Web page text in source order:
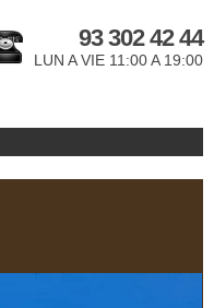
93 302 42 44
LUN A VIE 11:00 A 19:00